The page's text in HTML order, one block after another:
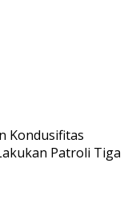
Kondusifitas
Patroli Tiga